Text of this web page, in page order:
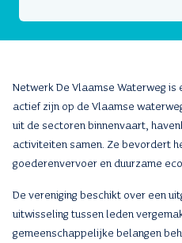
Netwerk De Vlaamse Waterweg is
actief zijn op de Vlaamse
uit de sectoren binnenvaart,
activiteiten samen. Ze bevordert
goederenvervoer en duurzame
De vereniging beschikt over een
uitwisseling tussen leden
gemeenschappelijke belangen